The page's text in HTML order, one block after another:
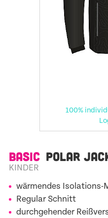
100%
BASIC POLAR
KINDER
wärmendes Isolations-
Regular Schnitt
durchgehender